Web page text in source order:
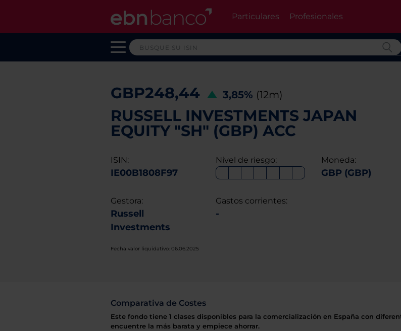
Particulares Profesionales
GBP248,44 3,85% (12m)
RUSSELL INVESTMENTS JAPAN
EQUITY "SH" (GBP) ACC
ISIN:
IE00B1808F97
Nivel de riesgo: Moneda:
GBP (GBP)
Gestora:
Russell
Investments
Gastos corrientes:
-
Fecha valor liquidativo: 06.06.2025
Comparativa de Costes
Este fondo tiene 1 clases disponibles para la comercialización en España con
encuentre la más barata y empiece ahorrar.